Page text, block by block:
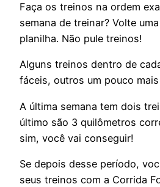
Faça os treinos na ordem
semana de treinar? Volte
planilha. Não pule treinos!
Alguns treinos dentro de
fáceis, outros um pouco
A última semana tem dois
último são 3 quilômetros
sim, você vai conseguir!
Se depois desse período,
seus treinos com a Corrida